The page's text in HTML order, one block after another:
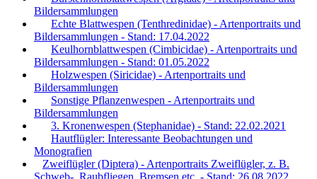
Bildersammlungen
Echte Blattwespen (Tenthredinidae) - Artenportraits und
Bildersammlungen - Stand: 17.04.2022
Keulhornblattwespen (Cimbicidae) - Artenportraits und
Bildersammlungen - Stand: 01.05.2022
Holzwespen (Siricidae) - Artenportraits und
Bildersammlungen
Sonstige Pflanzenwespen - Artenportraits und
Bildersammlungen
3. Kronenwespen (Stephanidae) - Stand: 22.02.2021
Hautflügler: Interessante Beobachtungen und
Monografien
Zweiflügler (Diptera) - Artenportraits Zweiflügler, z. B.
Schweb-, Raubfliegen, Bremsen etc. - Stand: 26.08.2022